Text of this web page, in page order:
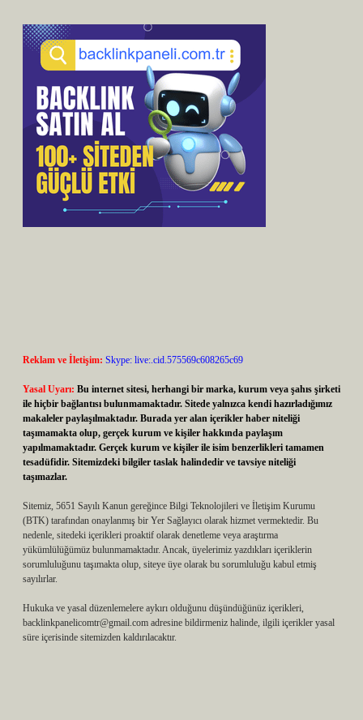
Reklam ve İletişim: Skype: live:.cid.575569c608265c69
Yasal Uyarı: Bu internet sitesi, herhangi bir marka, kurum veya şahıs şirketi
ile hiçbir bağlantısı bulunmamaktadır. Sitede yalnızca kendi hazırladığımız
makaleler paylaşılmaktadır. Burada yer alan içerikler haber niteliği
taşımamakta olup, gerçek kurum ve kişiler hakkında paylaşım
yapılmamaktadır. Gerçek kurum ve kişiler ile isim benzerlikleri tamamen
tesadüfidir. Sitemizdeki bilgiler taslak halindedir ve tavsiye niteliği
taşımazlar.
Sitemiz, 5651 Sayılı Kanun gereğince Bilgi Teknolojileri ve İletişim Kurumu
(BTK) tarafından onaylanmış bir Yer Sağlayıcı olarak hizmet vermektedir. Bu
nedenle, sitedeki içerikleri proaktif olarak denetleme veya araştırma
yükümlülüğümüz bulunmamaktadır. Ancak, üyelerimiz yazdıkları içeriklerin
sorumluluğunu taşımakta olup, siteye üye olarak bu sorumluluğu kabul etmiş
sayılırlar.
Hukuka ve yasal düzenlemelere aykırı olduğunu düşündüğünüz içerikleri,
backlinkpanelicomtr@gmail.com adresine bildirmeniz halinde, ilgili içerikler yasal
süre içerisinde sitemizden kaldırılacaktır.